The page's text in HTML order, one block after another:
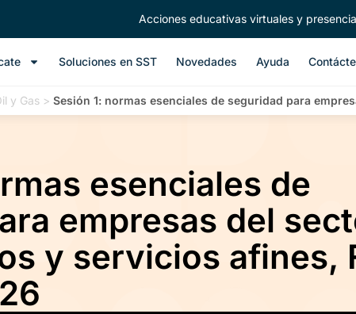
Acciones educativas virtuales y
Soluciones en SST Novedades Ayuda
y Gas > Sesión 1: normas esenciales de seguridad para
esenciales de
empresas del
y servicios afines,